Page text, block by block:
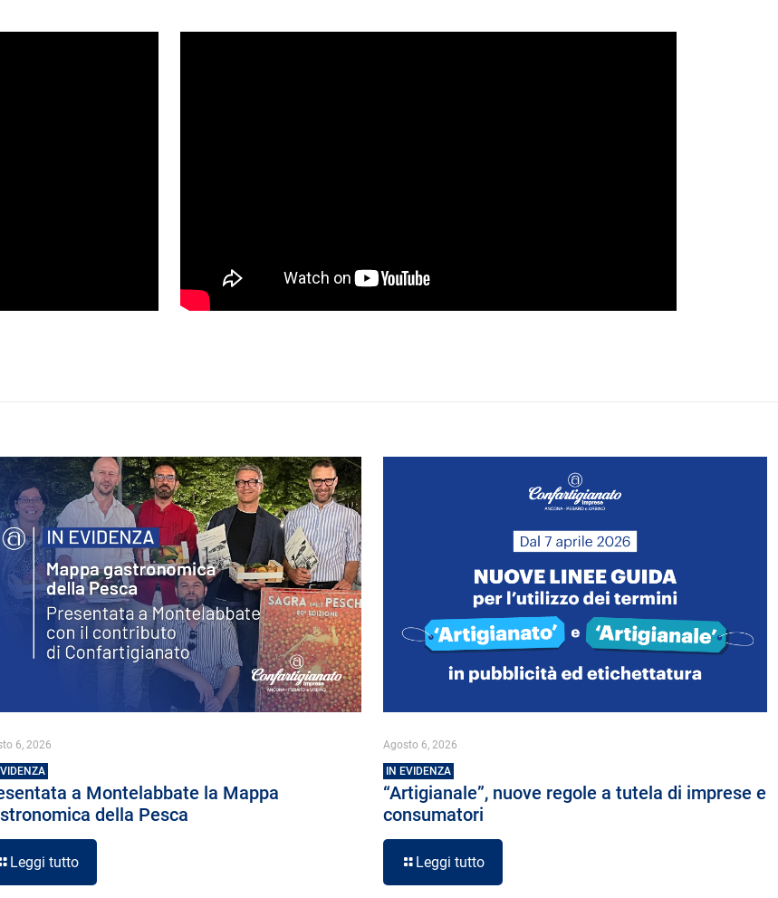
6, 2026
a Montelabbate la Mappa
della Pesca
Leggi tutto
Agosto 6, 2026
IN EVIDENZA
“Artigianale”, nuove regole a tutela di imprese e
consumatori
Leggi tutto